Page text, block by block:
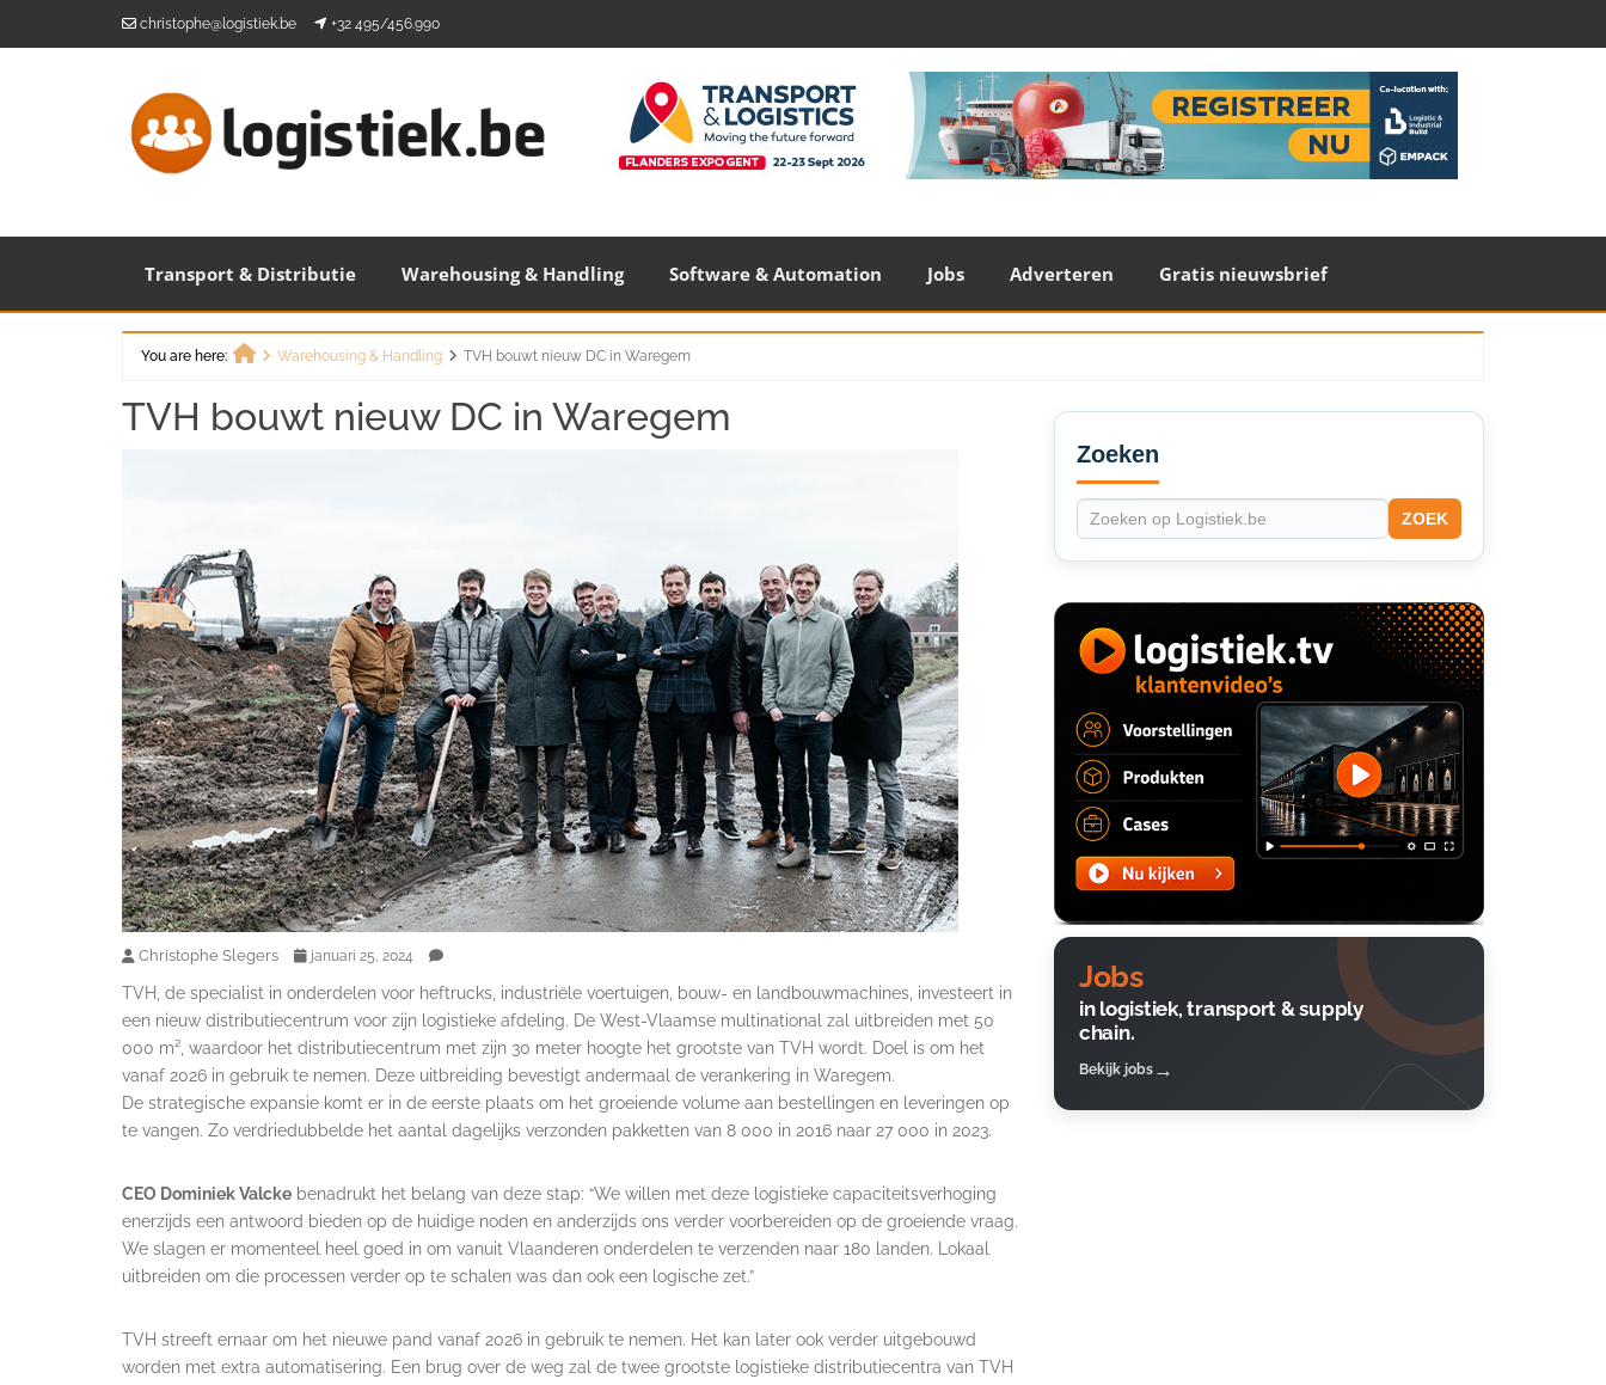
christophe@logistiek.be +32 495/456.990
Transport & Distributie Warehousing & Handling Software & Automation Jobs Adverteren Gratis nieuwsbrief
You are here:
Warehousing & Handling TVH bouwt nieuw DC in Waregem
TVH bouwt nieuw DC in Waregem
Christophe Slegers januari 25, 2024
TVH, de specialist in onderdelen voor heftrucks, industriële voertuigen, bouw- en landbouwmachines, investeert in
een nieuw distributiecentrum voor zijn logistieke afdeling. De West-Vlaamse multinational zal uitbreiden met 50
000 m², waardoor het distributiecentrum met zijn 30 meter hoogte het grootste van TVH wordt. Doel is om het
vanaf 2026 in gebruik te nemen. Deze uitbreiding bevestigt andermaal de verankering in Waregem.
De strategische expansie komt er in de eerste plaats om het groeiende volume aan bestellingen en leveringen op
te vangen. Zo verdriedubbelde het aantal dagelijks verzonden pakketten van 8 000 in 2016 naar 27 000 in 2023.
CEO Dominiek Valcke benadrukt het belang van deze stap: “We willen met deze logistieke capaciteitsverhoging
enerzijds een antwoord bieden op de huidige noden en anderzijds ons verder voorbereiden op de groeiende vraag.
We slagen er momenteel heel goed in om vanuit Vlaanderen onderdelen te verzenden naar 180 landen. Lokaal
uitbreiden om die processen verder op te schalen was dan ook een logische zet.”
TVH streeft ernaar om het nieuwe pand vanaf 2026 in gebruik te nemen. Het kan later ook verder uitgebouwd
worden met extra automatisering. Een brug over de weg zal de twee grootste logistieke distributiecentra van TVH
Secondary
Sidebar
Zoeken
ZOEK
Jobs
in logistiek, transport & supply
chain.
Bekijk jobs